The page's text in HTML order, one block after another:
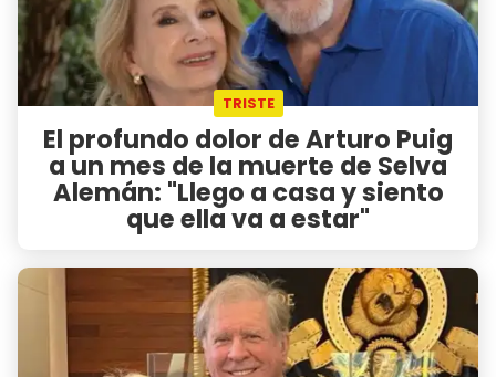
TRISTE
El profundo dolor de Arturo Puig
a un mes de la muerte de Selva
Alemán: "Llego a casa y siento
que ella va a estar"